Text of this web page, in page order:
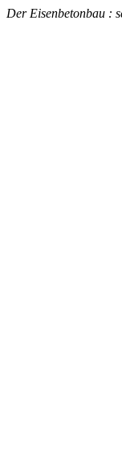
Der Eisenbetonbau :